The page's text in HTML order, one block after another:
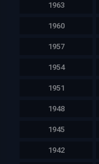
1963
1960
1957
1954
1951
1948
1945
1942